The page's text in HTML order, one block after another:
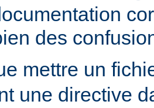
des
mettre un
une directive